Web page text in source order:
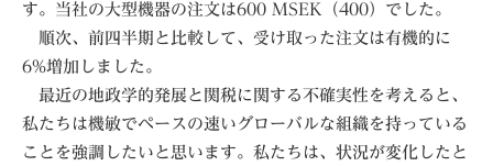
す。当社の大型機器の注文は600 MSEK（400）でした。
順次、前四半期と比較して、受け取った注文は有機的に
6%増加しました。
最近の地政学的発展と関税に関する不確実性を考えると、
私たちは機敏でペースの速いグローバルな組織を持っている
ことを強調したいと思います。私たちは、状況が変化したと